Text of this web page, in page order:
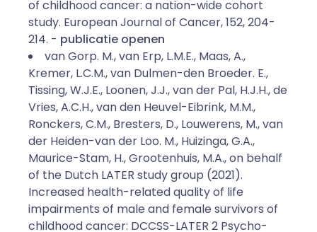
of childhood cancer: a nation-wide cohort
study. European Journal of Cancer, 152, 204-
214. - publicatie openen
van Gorp. M., van Erp, L.M.E., Maas, A.,
Kremer, L.C.M., van Dulmen-den Broeder. E.,
Tissing, W.J.E., Loonen, J.J., van der Pal, H.J.H., de
Vries, A.C.H., van den Heuvel-Eibrink, M.M.,
Ronckers, C.M., Bresters, D., Louwerens, M., van
der Heiden-van der Loo. M., Huizinga, G.A.,
Maurice-Stam, H., Grootenhuis, M.A., on behalf
of the Dutch LATER study group (2021).
Increased health-related quality of life
impairments of male and female survivors of
childhood cancer: DCCSS-LATER 2 Psycho-